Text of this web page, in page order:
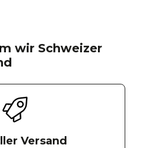
wir Schweizer
Versand